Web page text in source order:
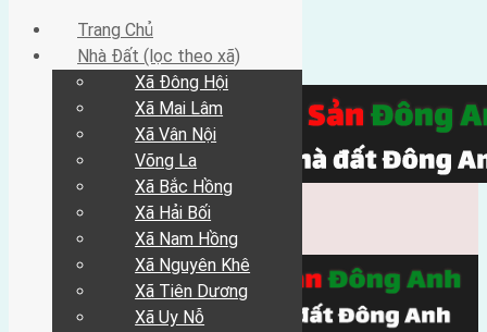
Trang Chủ
Nhà Đất (lọc theo xã)
Xã Đông Hội
Xã Mai Lâm
Xã Vân Nội
Võng La
Xã Bắc Hồng
Xã Hải Bối
Xã Nam Hồng
Xã Nguyên Khê
Xã Tiên Dương
Xã Uy Nỗ